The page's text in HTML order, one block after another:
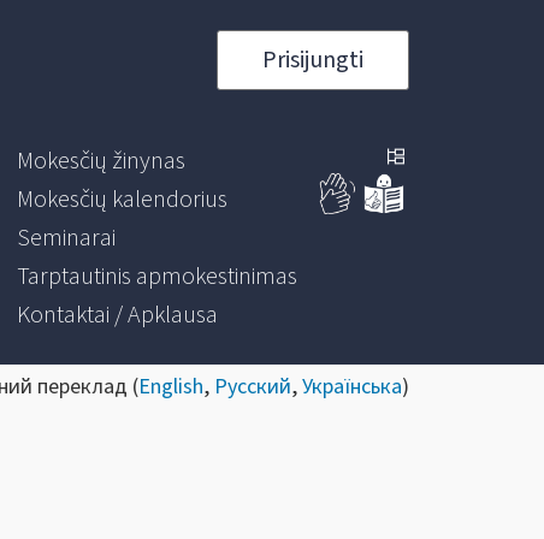
Prisijungti
Mokesčių žinynas
Mokesčių kalendorius
Seminarai
Tarptautinis apmokestinimas
Kontaktai / Apklausa
переклад (English, Русский,Українська)